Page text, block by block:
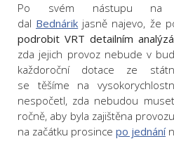
Po svém nástupu na
dal Bednárik jasně najevo, že
podrobit VRT detailním
zda jejich provoz nebude v
každoroční dotace ze
se těšíme na
nespočetl, zda nebudou
ročně, aby byla zajištěna
na začátku prosince po jednání